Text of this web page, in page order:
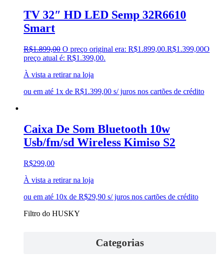
TV 32″ HD LED Semp 32R6610
Smart
R$1.899,00 O preço original era: R$1.899,00.R$1.399,00O
preço atual é: R$1.399,00.
À vista a retirar na loja
ou em até 1x de R$1.399,00 s/ juros nos cartões de crédito
Caixa De Som Bluetooth 10w
Usb/fm/sd Wireless Kimiso S2
R$299,00
À vista a retirar na loja
ou em até 10x de R$29,90 s/ juros nos cartões de crédito
Filtro do HUSKY
Categorias